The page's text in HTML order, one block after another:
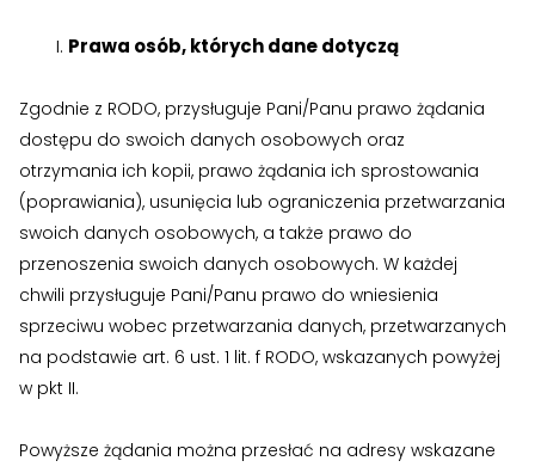
Prawa osób, których dane dotyczą
Zgodnie z RODO, przysługuje Pani/Panu prawo żądania
dostępu do swoich danych osobowych oraz
otrzymania ich kopii, prawo żądania ich sprostowania
(poprawiania), usunięcia lub ograniczenia przetwarzania
swoich danych osobowych, a także prawo do
przenoszenia swoich danych osobowych. W każdej
chwili przysługuje Pani/Panu prawo do wniesienia
sprzeciwu wobec przetwarzania danych, przetwarzanych
na podstawie art. 6 ust. 1 lit. f RODO, wskazanych powyżej
w pkt II.
Powyższe żądania można przesłać na adresy wskazane